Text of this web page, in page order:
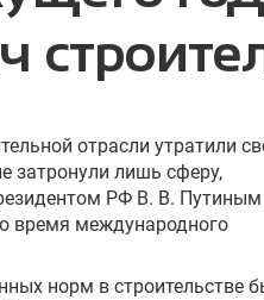
отрасли утратили
затронули лишь сферу,
РФ В. В.
время международного
норм в строительстве